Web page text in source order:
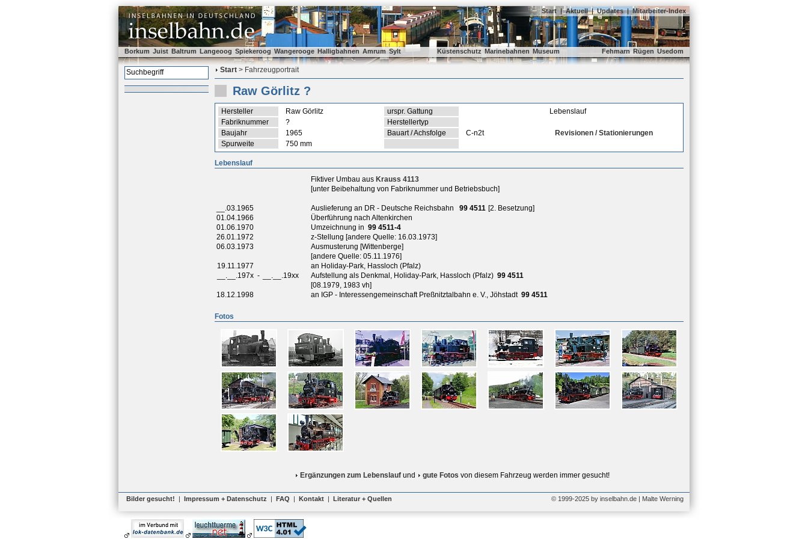
Start | Aktuell | Updates | Mitarbeiter-Index
Borkum Juist Baltrum Langeoog Spiekeroog Wangerooge Halligbahnen Amrum Sylt Küstenschutz Marinebahnen Museum Fehmarn Rügen Usedom
Start > Fahrzeugportrait
Raw Görlitz ?
Hersteller Raw Görlitz urspr. Gattung
Lebenslauf
Fabriknummer
?
Herstellertyp
Baujahr
1965 Bauart / Achsfolge C-n2t
Revisionen / Stationierungen
Spurweite
750 mm
Lebenslauf
Fiktiver Umbau aus Krauss 4113
[unter Beibehaltung von Fabriknummer und Betriebsbuch]
__.03.1965 Auslieferung an DR - Deutsche Reichsbahn 99 4511 [2. Besetzung]
01.04.1966
Überführung nach Altenkirchen
01.06.1970
Umzeichnung in 99 4511-4
26.01.1972
z-Stellung [andere Quelle: 16.03.1973]
06.03.1973
Ausmusterung [Wittenberge]
[andere Quelle: 05.11.1976]
19.11.1977
an Holiday-Park, Hassloch (Pfalz)
__.__.197x - __.__.19xx Aufstellung als Denkmal, Holiday-Park, Hassloch (Pfalz) 99 4511
[08.1979, 1983 vh]
18.12.1998
an IGP - Interessengemeinschaft Preßnitztalbahn e. V., Jöhstadt 99 4511
Fotos
Ergänzungen zum Lebenslauf und gute Fotos von diesem Fahrzeug werden immer gesucht!
Bilder gesucht! | Impressum + Datenschutz | FAQ | Kontakt | Literatur + Quellen © 1999-2025 by inselbahn.de | Malte Werning